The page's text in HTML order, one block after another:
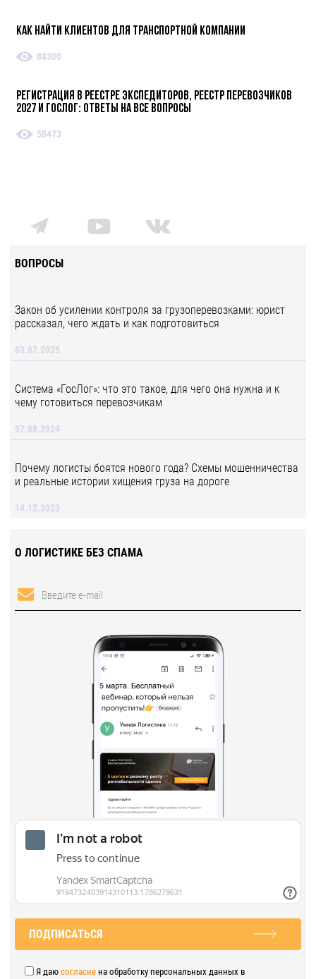
Как найти клиентов для транспортной компании
88300
Регистрация в реестре экспедиторов, реестр перевозчиков
2027 и ГосЛог: ответы на все вопросы
50473
ВОПРОСЫ
Закон об усилении контроля за грузоперевозками: юрист
рассказал, чего ждать и как подготовиться
03.07.2025
Система «ГосЛог»: что это такое, для чего она нужна и к
чему готовиться перевозчикам
07.08.2024
Почему логисты боятся нового года? Схемы мошенничества
и реальные истории хищения груза на дороге
14.12.2023
О ЛОГИСТИКЕ БЕЗ СПАМА
ПОДПИСАТЬСЯ
Я даю согласие на обработку персональных данных в